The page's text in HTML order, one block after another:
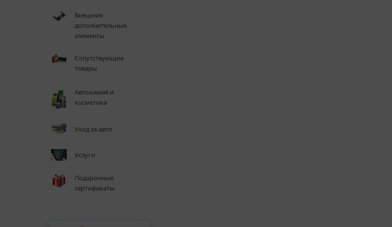
Внешние
дополнительные
элементы
Сопутствующие
товары
Автохимия и
косметика
Уход за авто
Услуги
Подарочные
сертификаты